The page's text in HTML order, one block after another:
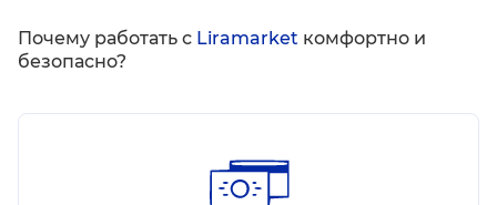
Почему работать с Liramarket комфортно и
безопасно?